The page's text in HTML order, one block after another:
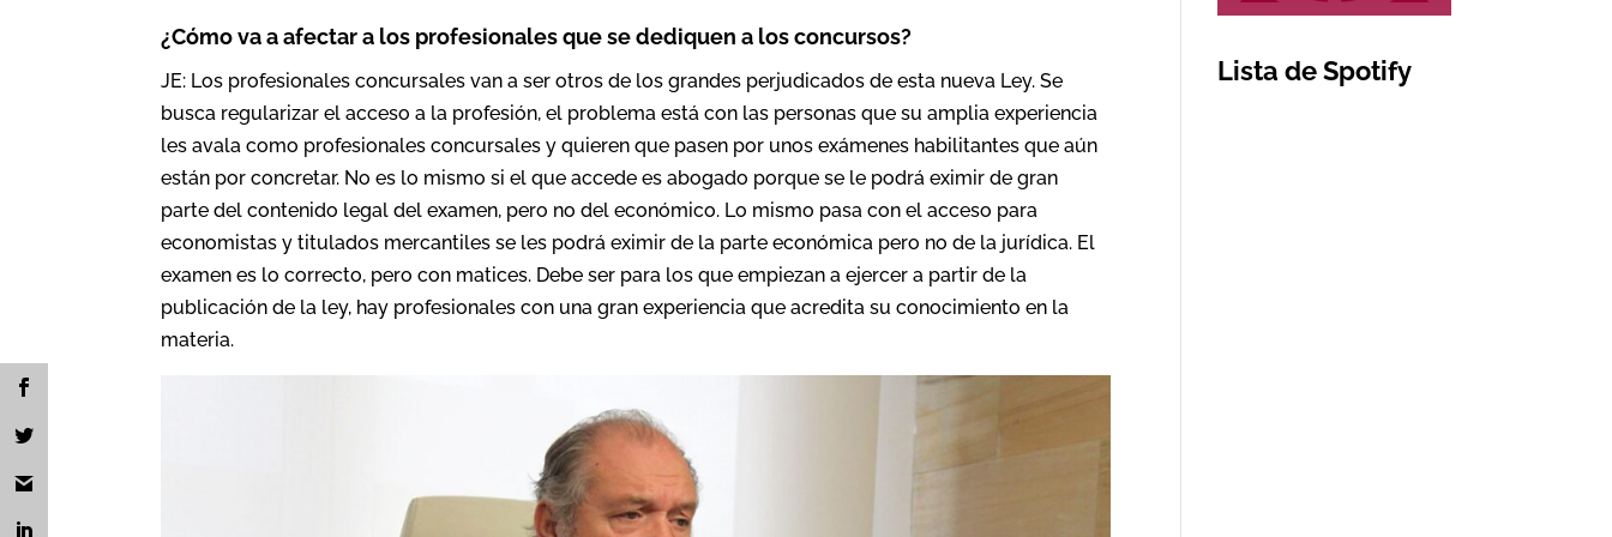
¿Cómo va a afectar a los profesionales que se dediquen a los concursos?
JE: Los profesionales concursales van a ser otros de los grandes perjudicados de esta nueva Ley. Se
busca regularizar el acceso a la profesión, el problema está con las personas que su amplia experiencia
les avala como profesionales concursales y quieren que pasen por unos exámenes habilitantes que aún
están por concretar. No es lo mismo si el que accede es abogado porque se le podrá eximir de gran
parte del contenido legal del examen, pero no del económico. Lo mismo pasa con el acceso para
economistas y titulados mercantiles se les podrá eximir de la parte económica pero no de la jurídica. El
examen es lo correcto, pero con matices. Debe ser para los que empiezan a ejercer a partir de la
publicación de la ley, hay profesionales con una gran experiencia que acredita su conocimiento en la
materia.
Lista de Spotify